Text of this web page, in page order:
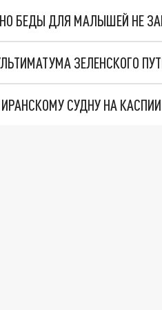
БЕДЫ ДЛЯ МАЛЫШЕЙ НЕ
СУДНУ НА